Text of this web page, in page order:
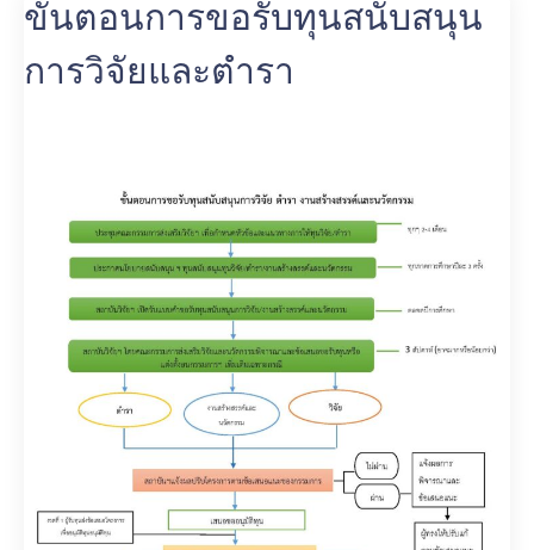
ขั้นตอนการขอรับทุนสนับสนุน
การวิจัยและตำรา